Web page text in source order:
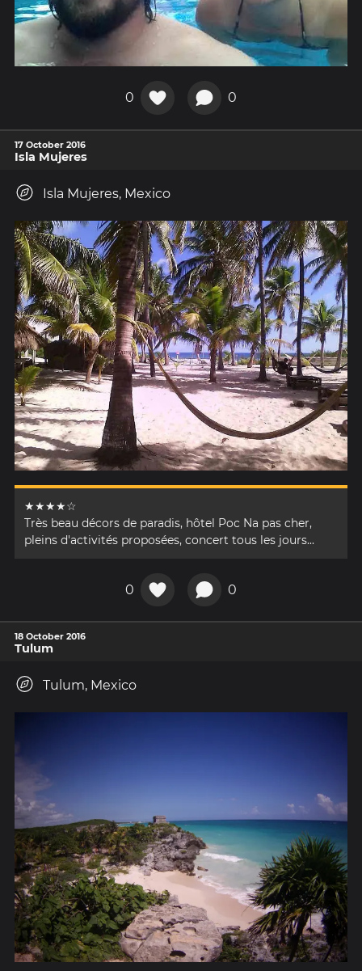
0 0
17 October 2016
Isla Mujeres
Isla Mujeres, Mexico
★★★★☆
Très beau décors de paradis, hôtel Poc Na pas cher,
pleins d'activités proposées, concert tous les jours...
0 0
18 October 2016
Tulum
Tulum, Mexico